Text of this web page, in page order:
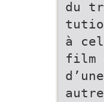
du
à
film